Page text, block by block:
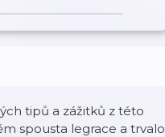
tipů a zážitků z této
spousta legrace a trvalo